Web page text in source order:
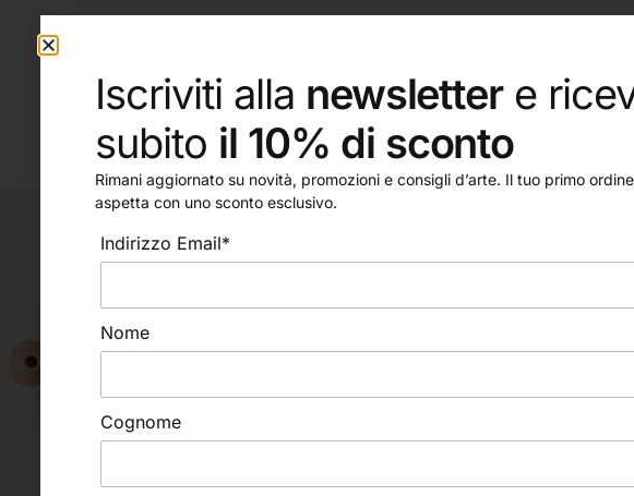
Iscriviti alla newslettere
subito il 10% di sconto
Rimani aggiornato su novità, promozioni e consigli d’arte. Il tuo primo
aspetta con uno sconto esclusivo.
Indirizzo Email*
Nome
Cognome